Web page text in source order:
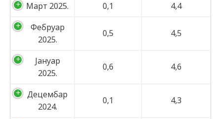
Март 2025. 0,1
4,4
Фебруар
2025.
0,5 4,5
Јануар
2025.
0,6 4,6
Децембар
2024.
0,1 4,3